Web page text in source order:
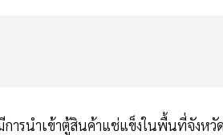
ารนำเข้าตู้สินค้าแช่แข็งในพื้นที่จังหวั